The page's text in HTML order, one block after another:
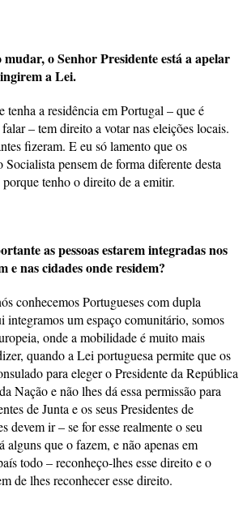
o Senhor Presidente está a apelar
a Lei.
tenha a residência em Portugal – que é
falar – tem direito a votar nas eleições locais.
fizeram. E eu só lamento que os
pensem de forma diferente desta
tenho o direito de a emitir.
as pessoas estarem integradas nos
e nas cidades onde residem?
conhecemos Portugueses com dupla
um espaço comunitário, somos
onde a mobilidade é muito mais
quando a Lei portuguesa permite que os
para eleger o Presidente da República
Nação e não lhes dá essa permissão para
de Junta e os seus Presidentes de
devem ir – se for esse realmente o seu
alguns que o fazem, e não apenas em
todo – reconheço-lhes esse direito e o
de lhes reconhecer esse direito.